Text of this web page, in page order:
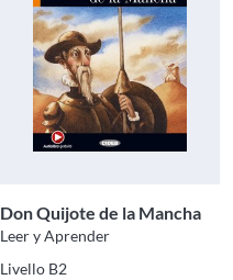
Don Quijote de la Mancha
Leer y Aprender
Livello B2